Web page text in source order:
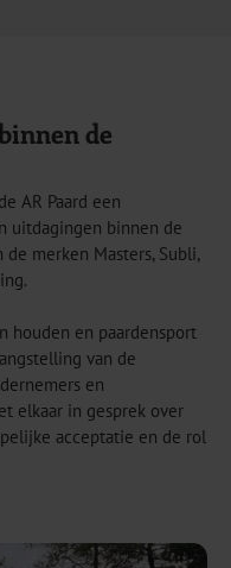
de
AR Paard een
uitdagingen binnen de
de merken Masters, Subli,
houden en paardensport
van de
en
elkaar in gesprek over
acceptatie en de rol